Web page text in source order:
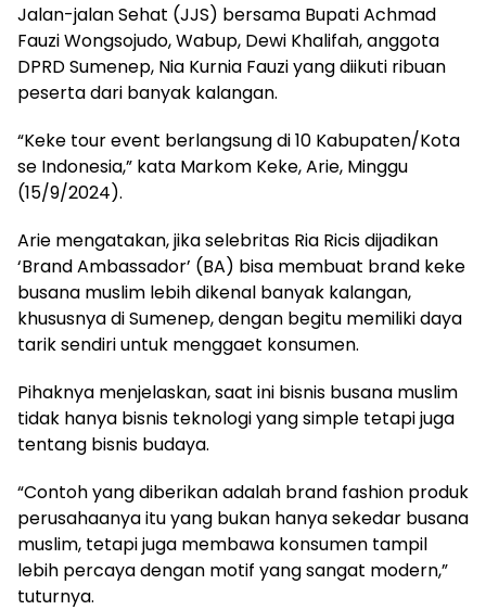
Jalan-jalan Sehat (JJS) bersama Bupati Achmad
Fauzi Wongsojudo, Wabup, Dewi Khalifah, anggota
DPRD Sumenep, Nia Kurnia Fauzi yang diikuti ribuan
peserta dari banyak kalangan.
“Keke tour event berlangsung di 10 Kabupaten/Kota
se Indonesia,” kata Markom Keke, Arie, Minggu
(15/9/2024).
Arie mengatakan, jika selebritas Ria Ricis dijadikan
‘Brand Ambassador’ (BA) bisa membuat brand keke
busana muslim lebih dikenal banyak kalangan,
khususnya di Sumenep, dengan begitu memiliki daya
tarik sendiri untuk menggaet konsumen.
Pihaknya menjelaskan, saat ini bisnis busana muslim
tidak hanya bisnis teknologi yang simple tetapi juga
tentang bisnis budaya.
“Contoh yang diberikan adalah brand fashion produk
perusahaanya itu yang bukan hanya sekedar busana
muslim, tetapi juga membawa konsumen tampil
lebih percaya dengan motif yang sangat modern,”
tuturnya.